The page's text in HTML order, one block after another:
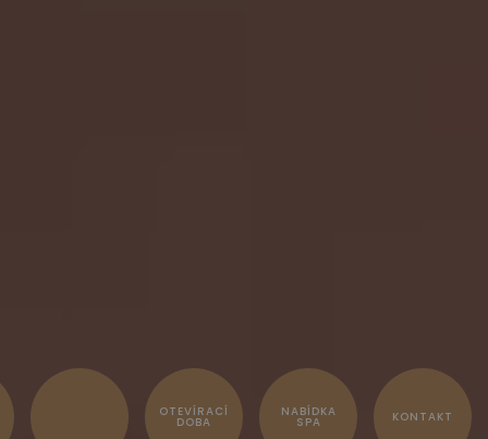
OTEVÍRACÍ
DOBA
NABÍDKA
SPA KONTAKT